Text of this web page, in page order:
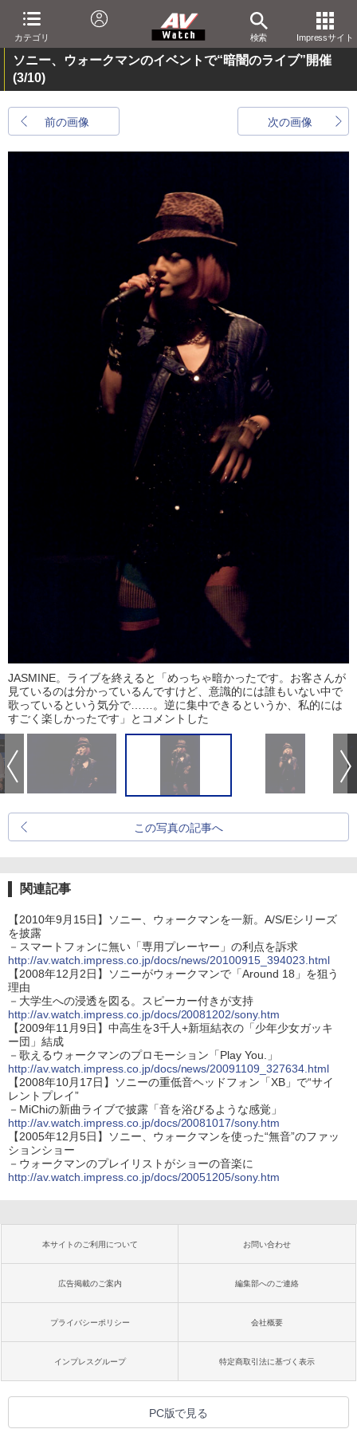
カテゴリ 検索 Impressサイト
ソニー、ウォークマンのイベントで“暗闇のライブ”開催
(3/10)
前の画像 次の画像
JASMINE。ライブを終えると「めっちゃ暗かったです。お客さんが
見ているのは分かっているんですけど、意識的には誰もいない中で
歌っているという気分で……。逆に集中できるというか、私的には
すごく楽しかったです」とコメントした
この写真の記事へ
関連記事
【2010年9月15日】ソニー、ウォークマンを一新。A/S/Eシリーズ
を披露
－スマートフォンに無い「専用プレーヤー」の利点を訴求
http://av.watch.impress.co.jp/docs/news/20100915_394023.html
【2008年12月2日】ソニーがウォークマンで「Around 18」を狙う
理由
－大学生への浸透を図る。スピーカー付きが支持
http://av.watch.impress.co.jp/docs/20081202/sony.htm
【2009年11月9日】中高生を3千人+新垣結衣の「少年少女ガッキ
ー団」結成
－歌えるウォークマンのプロモーション「Play You.」
http://av.watch.impress.co.jp/docs/news/20091109_327634.html
【2008年10月17日】ソニーの重低音ヘッドフォン「XB」で“サイ
レントプレイ”
－MiChiの新曲ライブで披露「音を浴びるような感覚」
http://av.watch.impress.co.jp/docs/20081017/sony.htm
【2005年12月5日】ソニー、ウォークマンを使った“無音”のファッ
ションショー
－ウォークマンのプレイリストがショーの音楽に
http://av.watch.impress.co.jp/docs/20051205/sony.htm
本サイトのご利用について お問い合わせ
広告掲載のご案内 編集部へのご連絡
プライバシーポリシー 会社概要
インプレスグループ 特定商取引法に基づく表示
PC版で見る